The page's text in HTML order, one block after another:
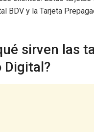
BDV y la Tarjeta
sirven las
Digital?